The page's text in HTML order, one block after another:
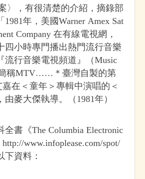
〉，有很清楚的介紹，摘錄部
年，美國Warner Amex Sat
Company 在有線電視網，
四小時專門播出熱門流行音樂
流行音樂電視頻道』（Music
稱MTV……＊臺灣自製的第
在＜童年＞專輯中演唱的＜
由麥大傑執導。（1981年）
全書《The Columbia Electronic
www.infoplease.com/spot/
下資料：